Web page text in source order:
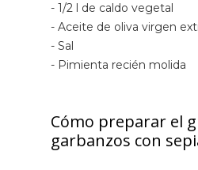
- 1/2 l de caldo vegetal
- Aceite de oliva virgen
- Sal
- Pimienta recién molida
Cómo preparar el
garbanzos con